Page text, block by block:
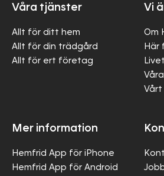
Våra tjänster
Allt för ditt hem
Allt för din trädgård
Allt för ert företag
Vi
Om
Här
Mer information
Hemfrid App för iPhone
Hemfrid App för Android